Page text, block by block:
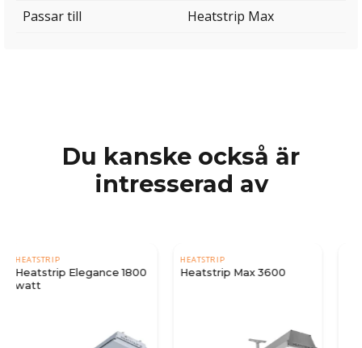
Passar till Heatstrip Max
Du kanske också är
intresserad av
HEATSTRIP
Heatstrip Max 3600
HEATSTRIP
Heatstrip Indoor 2400